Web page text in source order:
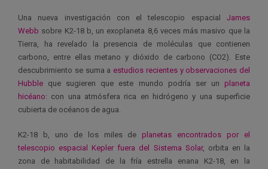
Una nueva investigación con el telescopio espacial James
Webb sobre K2-18 b, un exoplaneta 8,6 veces más masivo que la
Tierra, ha revelado la presencia de moléculas que contienen
carbono, entre ellas metano y dióxido de carbono (CO2). Este
descubrimiento se suma a estudios recientes y observaciones del
Hubble que sugieren que este mundo podría ser un planeta
hicéano: con una atmósfera rica en hidrógeno y una superficie
cubierta de océanos de agua.
K2-18 b, uno de los miles de planetas encontrados por el
telescopio espacial Kepler fuera del Sistema Solar, orbita en la
zona de habitabilidad de la fría estrella enana K2-18, en la